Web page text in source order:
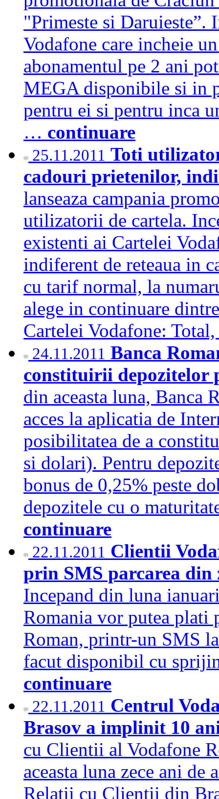
"Primeste si Daruieste”.
Vodafone care incheie
abonamentul pe 2 ani
MEGA disponibile si in
pentru ei si pentru inca
… continuare
25.11.2011 Toti
cadouri prietenilor,
lanseaza campania
utilizatorii de cartela.
existenti ai Cartelei
indiferent de reteaua in
cu tarif normal, la
alege in continuare
Cartelei Vodafone:
24.11.2011 Banca
constituirii
din aceasta luna, Banca
acces la aplicatia de
posibilitatea de a
si dolari). Pentru
bonus de 0,25% peste
depozitele cu o
continuare
22.11.2011 Clientii
prin SMS parcarea din
Incepand din luna
Romania vor putea plati
Roman, printr-un SMS
facut disponibil cu
continuare
22.11.2011 Centrul
Brasov a implinit 10
cu Clientii al Vodafone
aceasta luna zece ani
Relatii cu Clientii din